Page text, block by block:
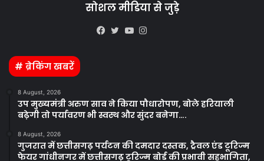
सोशल मीडिया से जुड़े
# ब्रेकिंग खबरें
8 August, 2026
उप मुख्यमंत्री अरुण साव ने किया पौधारोपण, बोले हरियाली
बढ़ेगी तो पर्यावरण भी स्वस्थ और सुंदर बनेगा….
8 August, 2026
गुजरात में छत्तीसगढ़ पर्यटन की दमदार दस्तक, ट्रैवल एंड टूरिज्म
फेयर गांधीनगर में छत्तीसगढ़ टूरिज्म बोर्ड की प्रभावी सहभागिता,